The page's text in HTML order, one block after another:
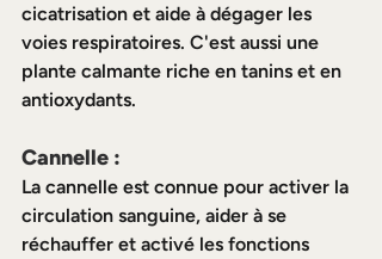
cicatrisation et aide à dégager les
voies respiratoires. C'est aussi une
plante calmante riche en tanins et en
antioxydants.
Cannelle :
La cannelle est connue pour activer la
circulation sanguine, aider à se
réchauffer et activé les fonctions